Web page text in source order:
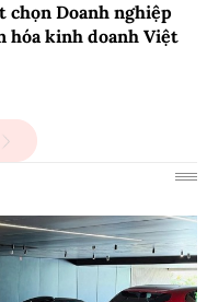
chọn Doanh nghiệp
hóa kinh doanh Việt